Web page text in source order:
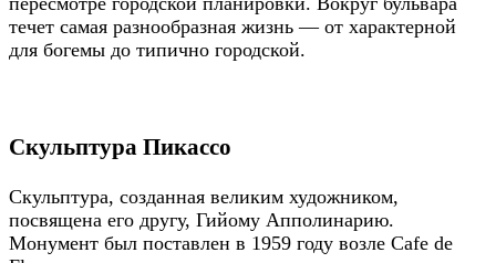
течет самая разнообразная жизнь — от характерной
для богемы до типично городской.
Скульптура Пикассо
Скульптура, созданная великим художником,
посвящена его другу, Гийому Апполинарию.
Монумент был поставлен в 1959 году возле Cafe de